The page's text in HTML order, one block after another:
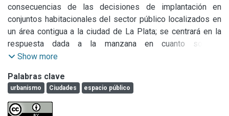
consecuencias de las decisiones de implantación en
conjuntos habitacionales del sector público localizados en
un área contigua a la ciudad de La Plata; se centrará en la
respuesta dada a la manzana en cuanto soporte
planimétrico y sólido del tejido urbano, constituyendo una
mismos conjuntos ante la problemática "espacio público-
espacio privado”.
Show more
Palabras clave
urbanismo Ciudades espacio público